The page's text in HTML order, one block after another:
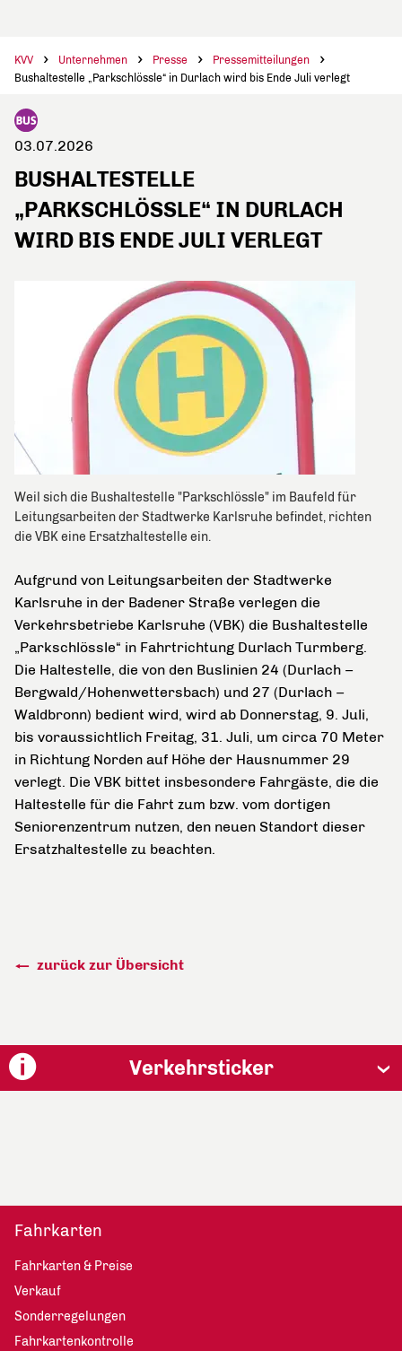
KVV Unternehmen Presse
Pressemitteilungen
Bushaltestelle „Parkschlössle“ in Durlach wird bis Ende Juli verlegt
03.07.2026
BUSHALTESTELLE
„PARKSCHLÖSSLE“ IN DURLACH
WIRD BIS ENDE JULI VERLEGT
Weil sich die Bushaltestelle "Parkschlössle" im Baufeld für
Leitungsarbeiten der Stadtwerke Karlsruhe befindet, richten
die VBK eine Ersatzhaltestelle ein.
Aufgrund von Leitungsarbeiten der Stadtwerke
Karlsruhe in der Badener Straße verlegen die
Verkehrsbetriebe Karlsruhe (VBK) die Bushaltestelle
„Parkschlössle“ in Fahrtrichtung Durlach Turmberg.
Die Haltestelle, die von den Buslinien 24 (Durlach –
Bergwald/Hohenwettersbach) und 27 (Durlach –
Waldbronn) bedient wird, wird ab Donnerstag, 9. Juli,
bis voraussichtlich Freitag, 31. Juli, um circa 70 Meter
in Richtung Norden auf Höhe der Hausnummer 29
verlegt. Die VBK bittet insbesondere Fahrgäste, die die
Haltestelle für die Fahrt zum bzw. vom dortigen
Seniorenzentrum nutzen, den neuen Standort dieser
Ersatzhaltestelle zu beachten.
zurück zur Übersicht
Verkehrsticker
Fahrkarten
Fahrkarten & Preise
Verkauf
Sonderregelungen
Fahrkartenkontrolle